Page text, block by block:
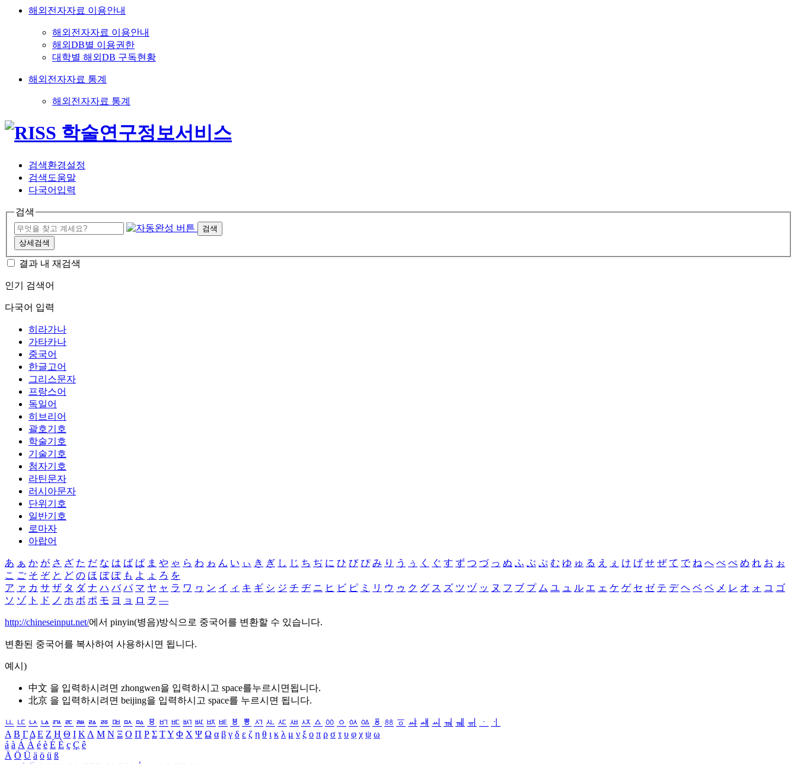
해외전자자료 이용안내
해외전자자료 이용안내
해외DB별 이용권한
대학별 해외DB 구독현황
해외전자자료 통계
해외전자자료 통계
검색환경설정
검색도움말
다국어입력
검색
검색
상세검색
결과 내 재검색
인기 검색어
다국어 입력
히라가나
가타카나
중국어
한글고어
그리스문자
프랑스어
독일어
히브리어
괄호기호
학술기호
기술기호
첨자기호
라틴문자
러시아문자
단위기호
일반기호
로마자
아랍어
あ ぁ か が さ ざ た だ な は ば ぱ ま や ゃ ら わ ゎ ん い ぃ き ぎ し じ ち ぢ に ひ び ぴ み り う ぅ く ぐ す ず つ づ っ ぬ ふ ぶ ぷ む ゆ ゅ る え ぇ け げ せ ぜ て で ね へ べ ぺ め れ お ぉ
こ ご そ ぞ と ど の ほ ぼ ぽ も よ ょ ろ を
ア ァ カ サ ザ タ ダ ナ ハ バ パ マ ヤ ャ ラ ワ ヮ ン イ ィ キ ギ シ ジ チ ヂ ニ ヒ ビ ピ ミ リ ウ ゥ ク グ ス ズ ツ ヅ ッ ヌ フ ブ プ ム ユ ュ ル エ ェ ケ ゲ セ ゼ テ デ ヘ ベ ペ メ レ オ ォ コ ゴ
ソ ゾ ト ド ノ ホ ボ ポ モ ヨ ョ ロ ヲ ―
http://chineseinput.net/에서 pinyin(병음)방식으로 중국어를 변환할 수 있습니다.
변환된 중국어를 복사하여 사용하시면 됩니다.
예시)
中文 을 입력하시려면 zhongwen을 입력하시고 space를누르시면됩니다.
北京 을 입력하시려면 beijing을 입력하시고 space를 누르시면 됩니다.
ㅥ ㅦ ㅧ ㅨ ㅩ ㅪ ㅫ ㅬ ㅭ ㅮ ㅯ ㅰ ㅱ ㅲ ㅳ ㅴ ㅵ ㅶ ㅷ ㅸ ㅹ ㅺ ㅻ ㅼ ㅽ ㅾ ㅿ ㆀ ㆁ ㆂ ㆃ ㆄ ㆅ ㆆ ㆇ ㆈ ㆉ ㆊ ㆋ ㆌ ㆍ
ㆎ
Α Β ΓΔ Ε Ζ Η Θ Ι ΚΛ Μ Ν Ξ Ο Π Ρ Σ ΤΥ Φ Χ Ψ Ω α β γ δ ε ζ η θ ι κ λ μ ν ξ ο π ρ σ τ υ φ χ ψ ω
á à Á À é è É È ç Ç ê
Ä Ö Ü ä ö ü ß